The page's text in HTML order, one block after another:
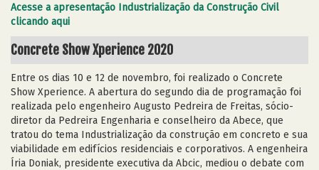
Acesse a apresentação Industrialização da Construção Civil
clicando aqui
Concrete Show Xperience 2020
Entre os dias 10 e 12 de novembro, foi realizado o Concrete
Show Xperience. A abertura do segundo dia de programação foi
realizada pelo engenheiro Augusto Pedreira de Freitas, sócio-
diretor da Pedreira Engenharia e conselheiro da Abece, que
tratou do tema Industrialização da construção em concreto e sua
viabilidade em edifícios residenciais e corporativos. A engenheira
Íria Doniak, presidente executiva da Abcic, mediou o debate com